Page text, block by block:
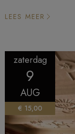
LEES MEER
zaterdag
9
AUG
€ 15,00